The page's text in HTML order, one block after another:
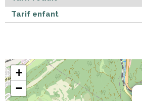
Tarif enfant
+
−